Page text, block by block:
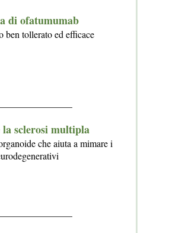
di ofatumumab
ben tollerato ed efficace
sclerosi multipla
che aiuta a mimare i